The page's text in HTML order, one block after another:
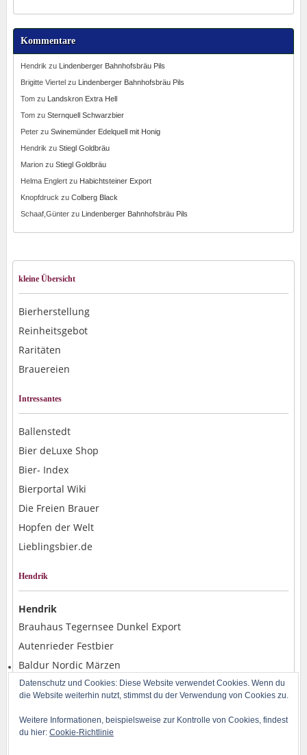
Kommentare
Hendrik zu
Lindenberger Bahnhofsbräu Pils
Brigitte Viertel zu
Lindenberger Bahnhofsbräu Pils
Tomzu
Landskron Extra Hell
Tomzu Sternquell Schwarzbier
Peterzu Swinemünder Edelquell mit Honig
Hendrik zu Stiegl Goldbräu
Marionzu Stiegl Goldbräu
Helma Englertzu Habichtsteiner Export
Knopfdruck zu Colberg Black
Schaaf,Günterzu Lindenberger Bahnhofsbräu Pils
kleine Übersicht
Bierherstellung
Reinheitsgebot
Raritäten
Brauereien
Intressantes
Ballenstedt
Bier deLuxe Shop
Bier- Index
Bierportal Wiki
Die Freien Brauer
Hopfen der Welt
Lieblingsbier.de
Hendrik
Hendrik
Brauhaus Tegernsee Dunkel Export
Autenrieder Festbier
Baldur Nordic Märzen
Alpirsbacher Weizen Hefe Dunkel
Datenschutz und Cookies: Diese Website verwendet Cookies. Wenn du
die Website weiterhin nutzt, stimmst du der Verwendung von Cookies zu.
Weitere Informationen, beispielsweise zur Kontrolle von Cookies, findest
du hier: Cookie-Richtlinie